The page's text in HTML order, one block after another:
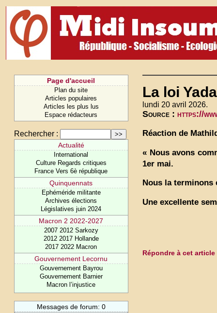
Page d'accueil
Plan du site
Articles populaires
Articles les plus lus
Espace rédacteurs
Rechercher :
Actualité
International
Culture Regards critiques
France Vers 6è république
Quinquennats
Ephéméride militante
Archives élections
Législatives juin 2024
Macron 2 2022-2027
2007 2012 Sarkozy
2012 2017 Hollande
2017 2022 Macron
Gouvernement Lecornu
Gouvernement Bayrou
Gouvernement Barnier
Macron l’injustice
Messages de forum: 0
La loi
lundi 20 avril 2026.
Source : https://
Réaction de
« Nous avons
1er mai.
Nous la terminons
Une excellente
Répondre à cet article